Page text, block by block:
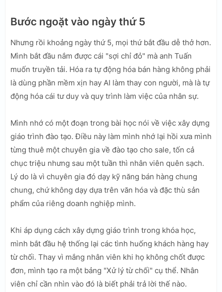
Bước ngoặt vào ngày thứ 5
Nhưng rồi khoảng ngày thứ 5, mọi thứ bắt đầu dễ thở hơn.
Mình bắt đầu nắm được cái "sợi chỉ đỏ" mà anh Tuấn
muốn truyền tải. Hóa ra tự động hóa bán hàng không phải
là dùng phần mềm xịn hay AI làm thay con người, mà là tự
động hóa cái tư duy và quy trình làm việc của nhân sự.
Mình nhớ có một đoạn trong bài học nói về việc xây dựng
giáo trình đào tạo. Điều này làm mình nhớ lại hồi xưa mình
từng thuê một chuyên gia về đào tạo cho sale, tốn cả
chục triệu nhưng sau một tuần thì nhân viên quên sạch.
Lý do là vì chuyên gia đó dạy kỹ năng bán hàng chung
chung, chứ không dạy dựa trên văn hóa và đặc thù sản
phẩm của riêng doanh nghiệp mình.
Khi áp dụng cách xây dựng giáo trình trong khóa học,
mình bắt đầu hệ thống lại các tình huống khách hàng hay
từ chối. Thay vì mắng nhân viên khi họ không chốt được
đơn, mình tạo ra một bảng "Xử lý từ chối" cụ thể. Nhân
viên chỉ cần nhìn vào đó là biết phải trả lời thế nào.